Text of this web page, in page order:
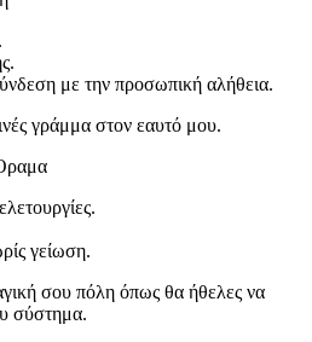
με την προσωπική αλήθεια.
γράμμα στον εαυτό μου.
γείωση.
σου πόλη όπως θα ήθελες να
σύστημα.